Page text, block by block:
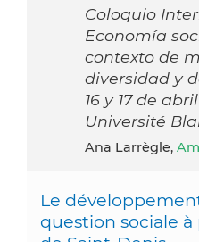
Coloquio
Economía
contexto de
diversidad y
16 y 17 de
Université
Ana Larrègle,
Le
question sociale à